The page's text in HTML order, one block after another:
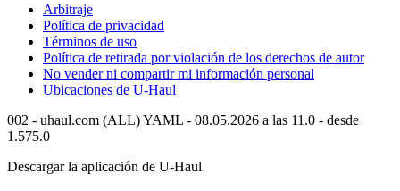
Arbitraje
Política de privacidad
Términos de uso
Política de retirada por violación de los derechos de autor
No vender ni compartir mi información personal
Ubicaciones de U-Haul
002 - uhaul.com (ALL) YAML - 08.05.2026 a las 11.0 - desde
1.575.0
Descargar la aplicación de U-Haul